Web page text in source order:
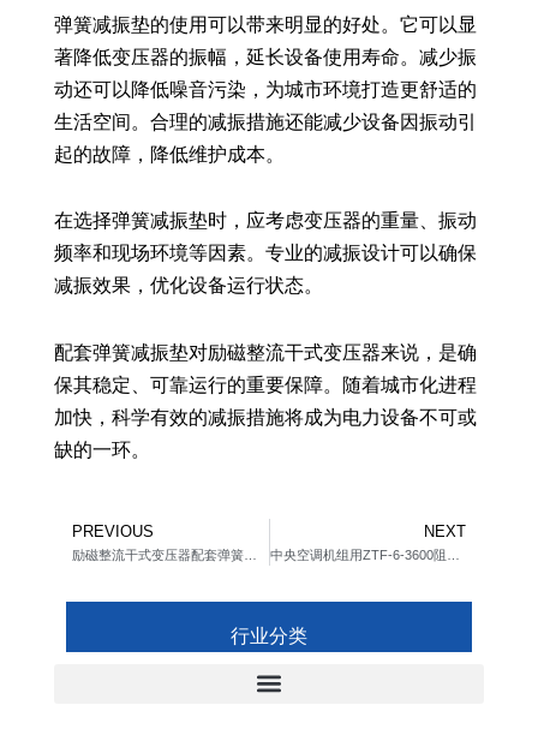
弹簧减振垫的使用可以带来明显的好处。它可以显
著降低变压器的振幅，延长设备使用寿命。减少振
动还可以降低噪音污染，为城市环境打造更舒适的
生活空间。合理的减振措施还能减少设备因振动引
起的故障，降低维护成本。
在选择弹簧减振垫时，应考虑变压器的重量、振动
频率和现场环境等因素。专业的减振设计可以确保
减振效果，优化设备运行状态。
配套弹簧减振垫对励磁整流干式变压器来说，是确
保其稳定、可靠运行的重要保障。随着城市化进程
加快，科学有效的减振措施将成为电力设备不可或
缺的一环。
Prev
PREVIOUS NEXT
行业分类